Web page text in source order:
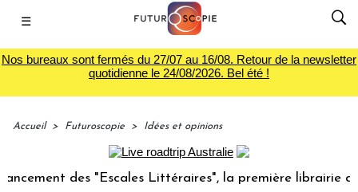
☰
Nos bureaux sont fermés du 27/07 au 16/08. Retour de la newsletter
quotidienne le 24/08/2026. Bel été !
Accueil > Futuroscopie > Idées et opinions
des "Escales Littéraires", la première librairie du voyage